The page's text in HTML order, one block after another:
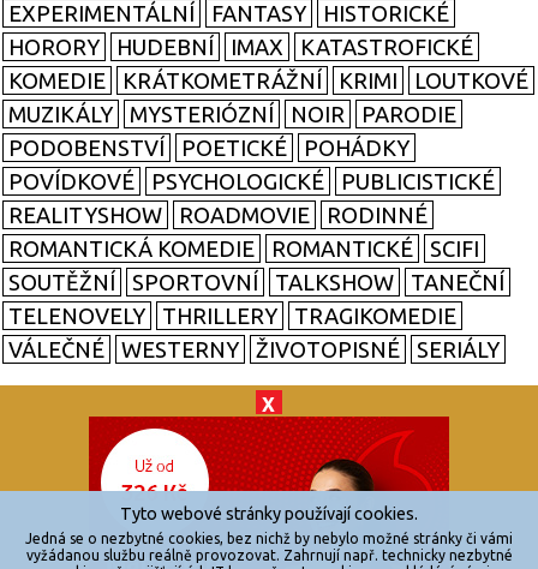
X
EXPERIMENTÁLNÍ
FANTASY
HISTORICKÉ
HORORY
HUDEBNÍ IMAX
KATASTROFICKÉ
KOMEDIE
KRÁTKOMETRÁŽNÍ KRIMI
LOUTKOVÉ
MUZIKÁLY
MYSTERIÓZNÍ NOIR
PARODIE
PODOBENSTVÍ
POETICKÉ
POHÁDKY
POVÍDKOVÉ
PSYCHOLOGICKÉ
PUBLICISTICKÉ
REALITYSHOW
ROADMOVIE
RODINNÉ
ROMANTICKÁ KOMEDIE
ROMANTICKÉ
SCIFI
SOUTĚŽNÍ
SPORTOVNÍ TALKSHOW
TANEČNÍ
TELENOVELY
THRILLERY
TRAGIKOMEDIE
VÁLEČNÉ
WESTERNY ŽIVOTOPISNÉ SERIÁLY
© 2026
zkouknoutfilm.cz
Všechna práva vyhrazena.
Powered by
Tyto webové stránky používají cookies.
Jedná se o nezbytné cookies, bez nichž by nebylo možné stránky či vámi
vyžádanou službu reálně provozovat. Zahrnují např. technicky nezbytné